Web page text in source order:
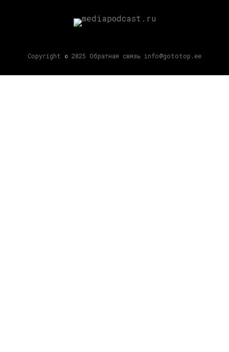
Copyright © 2025 Обратная связь info@gototop.ee